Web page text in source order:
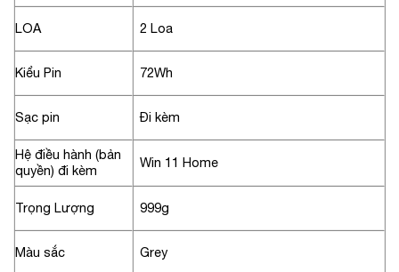
LOA 2 Loa
Kiểu Pin 72Wh
Sạc pin Đi kèm
Hệ điều hành (bản
quyền) đi kèm
Win 11 Home
Trọng Lượng 999g
Màu sắc Grey